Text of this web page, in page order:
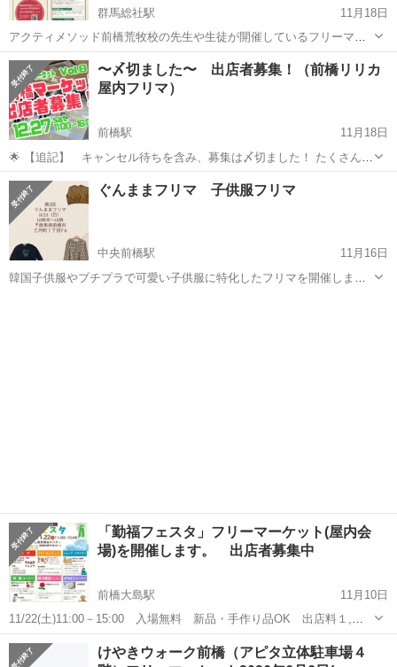
群馬総社駅
11月18日
アクティメソッド前橋荒牧校の先生や生徒が開催しているフリーマー
ケットやじゃんけん大会。会場内である条件を満たせば参加できるガ
ラポン抽選会。本格イタリア料理のテイクアウトや親子ヨガ＆ピラテ
ィス等のイベントも開催しています。po...
群馬 前橋市 群馬総社駅 フリーマーケット 親子
〜〆切ました〜 出店者募集！（前橋リリカ
屋内フリマ）
前橋駅
11月18日
🌟 【追記】 キャンセル待ちを含み、募集は〆切ました！ たくさんの
お問い合わせ、出店希望のご連絡ありがとうございました。 12月フリ
ーマーケット 65ブース満員！ 『前橋マーケット vol.8』in 前橋リリカ
2F ...
群馬 前橋市 前橋駅 フリーマーケット
ぐんままフリマ 子供服フリマ
中央前橋駅
11月16日
韓国子供服やプチプラで可愛い子供服に特化したフリマを開催します
「勤福フェスタ」フリーマーケット(屋内会
場)を開催します。 出店者募集中
前橋大島駅
11月10日
11/22(土)11:00－15:00 入場無料 新品・手作り品OK 出店料１,０
００円／区画（１区画2.5m×2.5m 1組2区画まで） 会場：群馬県前
橋市野中町361-2 群馬県勤労福祉センター体育館 アクセス：国道５
群馬 前橋大島駅 フリーマーケット フェスタ
けやきウォーク前橋（アピタ立体駐車場４